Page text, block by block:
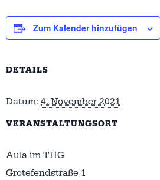
Zum Kalender hinzufügen
DETAILS
Datum: 4. November 2021
VERANSTALTUNGSORT
Aula im THG
Grotefendstraße 1